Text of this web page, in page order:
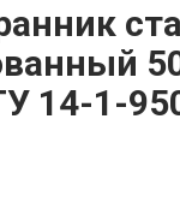
14-1-